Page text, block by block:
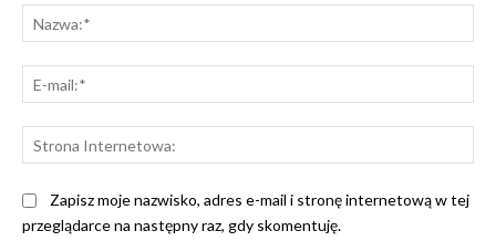
Zapisz moje nazwisko, adres e-mail i stronę internetową w tej
przeglądarce na następny raz, gdy skomentuję.